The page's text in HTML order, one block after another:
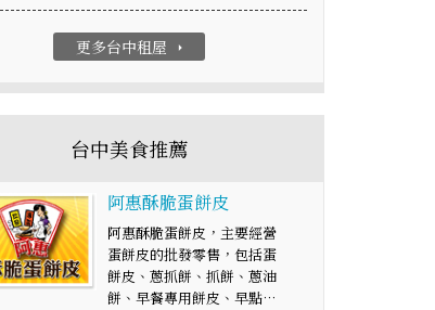
更多台中租屋 arrow_right
台中美食推薦
阿惠酥脆蛋餅皮
阿惠酥脆蛋餅皮，主要經營
蛋餅皮的批發零售，包括蛋
餅皮、蔥抓餅、抓餅、蔥油
餅、早餐專用餅皮、早點…